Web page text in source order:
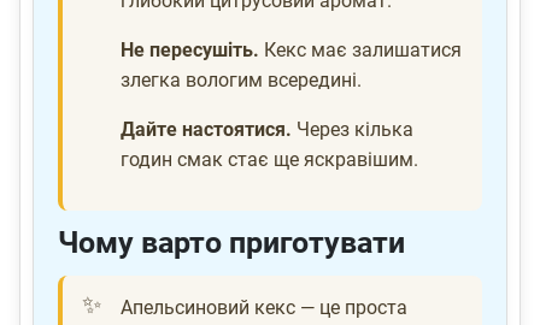
Не пересушіть. Кекс має залишатися
злегка вологим всередині.
Дайте настоятися. Через кілька
годин смак стає ще яскравішим.
Чому варто приготувати
Апельсиновий кекс — це проста